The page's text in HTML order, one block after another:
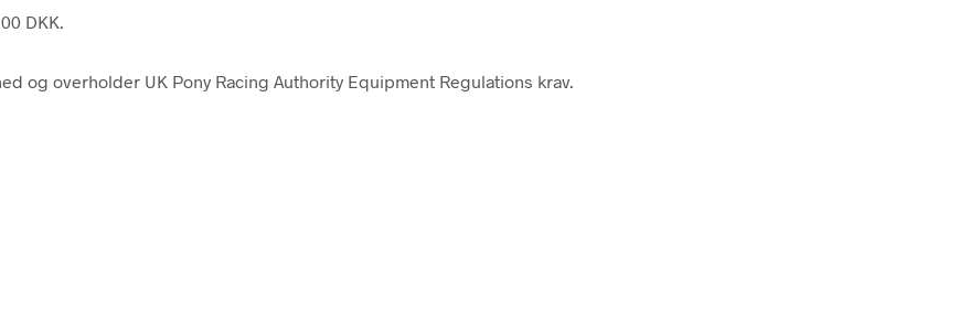
DKK.
overholder UK Pony Racing Authority Equipment Regulations krav.